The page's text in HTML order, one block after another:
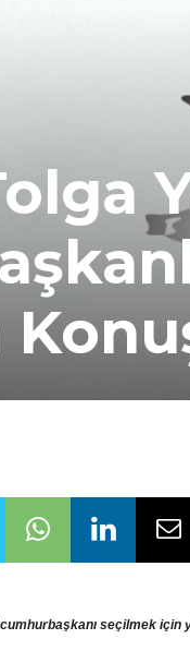
cumhurbaşkanı seçilmek için